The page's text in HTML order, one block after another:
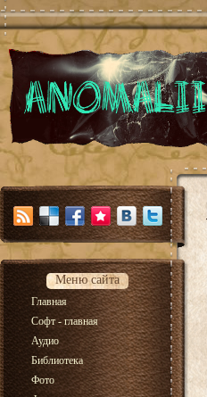
Меню сайта
Главная
Софт - главная
Аудио
Библиотека
Фото